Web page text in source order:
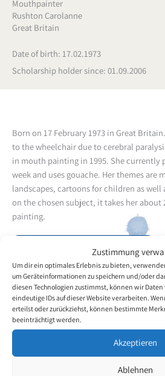
Zustimmung
Um dir ein optimales Erlebnis zu bieten,
um Geräteinformationen zu speichern und/oder
diesen Technologien zustimmst, können wir
eindeutige IDs auf dieser Website verarbeiten.
erteilst oder zurückziehst, können bestimmte
beeinträchtigt werden.
Akzeptieren
Ablehnen
Mouthpainter
Rushton Carolanne
Great Britain
Date of birth: 17.02.1973
Scholarship holder since: 01.09.2006
Born on 17 February 1973 in Great
to the wheelchair due to cerebral
in mouth painting in 1995. She currently
week and uses gouache. Her themes are
landscapes, cartoons for children as
on the chosen subject, it takes her about
painting.
Back to the artists overview